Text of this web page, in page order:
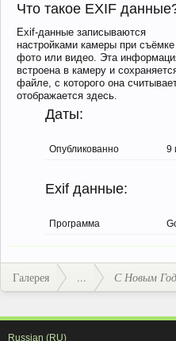
Что такое EXIF
Exif-данные записываются
настройками камеры при съёмке
фото или видео. Эта
встроена в камеру и
файле, с которого она
отображается здесь.
Даты:
Опубликованно 9
Exif данные:
Программа
Галерея ... С Новым
Russian (RU)